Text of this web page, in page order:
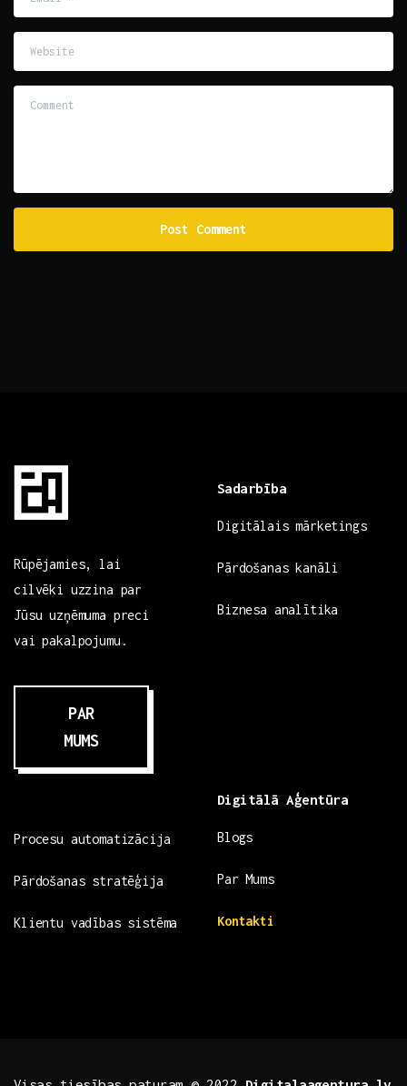
Website
Rūpējamies, lai
cilvēki uzzina par
Jūsu uzņēmuma preci
vai pakalpojumu.
PAR
MUMS
Sadarbība
Digitālais mārketings
Pārdošanas kanāli
Biznesa analītika
Procesu automatizācija
Pārdošanas stratēģija
Klientu vadības sistēma
Digitālā Aģentūra
Blogs
Par Mums
Kontakti